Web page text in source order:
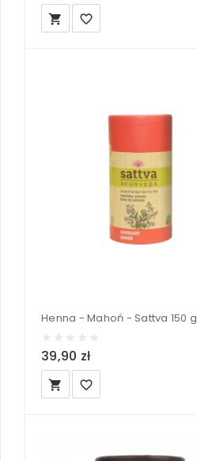
local_grocery_store favorite_border
Henna - Mahoń - Sattva 150 g
39,90 zł
local_grocery_store favorite_border